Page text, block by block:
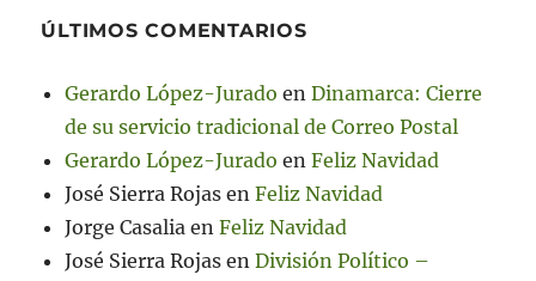
ÚLTIMOS COMENTARIOS
Gerardo López-Jurado enDinamarca: Cierre
de su servicio tradicional de Correo Postal
Gerardo López-Jurado enFeliz Navidad
José Sierra Rojas enFeliz Navidad
Jorge Casalia enFeliz Navidad
José Sierra Rojas enDivisión Político –